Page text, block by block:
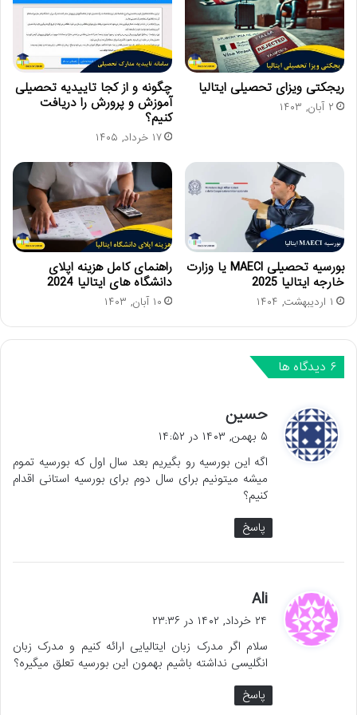
ریجکتی ویزای تحصیلی ایتالیا
۲ آبان, ۱۴۰۳
چگونه و از کجا تاییدیه تحصیلی
آموزش و پرورش را دریافت
کنیم؟
۱۷ خرداد, ۱۴۰۵
بورسیه تحصیلی MAECI یا وزارت
خارجه ایتالیا 2025
۱ اردیبهشت, ۱۴۰۴
راهنمای کامل هزینه اپلای
دانشگاه های ایتالیا 2024
۱۰ آبان, ۱۴۰۳
‫۶ دیدگاه ها
حسین
ف
:
۵ بهمن, ۱۴۰۳ در ۱۴:۵۲
اگه این بورسیه رو بگیریم بعد سال اول که بورسیه تموم
میشه میتونیم برای سال دوم برای بورسیه استانی اقدام
کنیم؟
پاسخ
Ali
ت
:
۲۴ خرداد, ۱۴۰۲ در ۲۳:۳۶
سلام اگر مدرک زبان ایتالیایی ارائه کنیم و مدرک زبان
انگلیسی نداشته باشیم بهمون این بورسیه تعلق میگیره؟
پاسخ